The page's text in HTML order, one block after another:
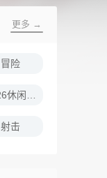
更多 →
冒险
射击